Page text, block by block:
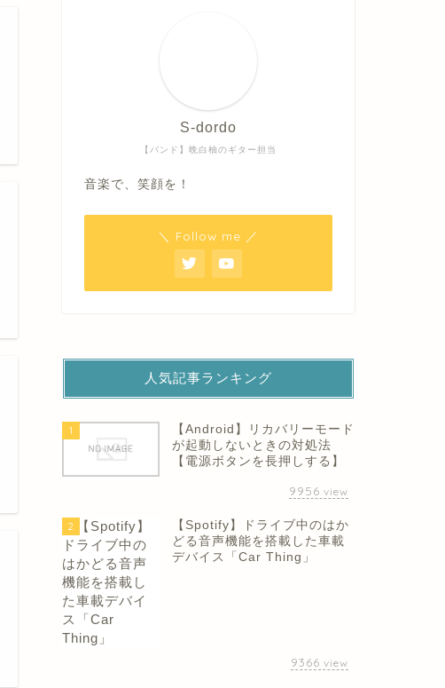
【バンド】晩白柚のギター担当
S-dordo
音楽で、笑顔を！
＼ Follow me ／
人気記事ランキング
1
【Android】リカバリーモード
が起動しないときの対処法
【電源ボタンを長押しする】
9956 view
2
【Spotify】ドライブ中のはか
どる音声機能を搭載した車載
デバイス「Car Thing」
9366 view